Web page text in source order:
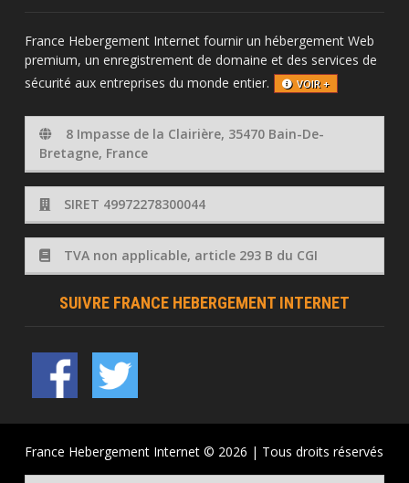
France Hebergement Internet fournir un hébergement Web
premium, un enregistrement de domaine et des services de
sécurité aux entreprises du monde entier.
VOIR +
8 Impasse de la Clairière, 35470 Bain-De-
Bretagne, France
SIRET 49972278300044
TVA non applicable, article 293 B du CGI
SUIVRE FRANCE HEBERGEMENT INTERNET
France Hebergement Internet © 2026 | Tous droits réservés